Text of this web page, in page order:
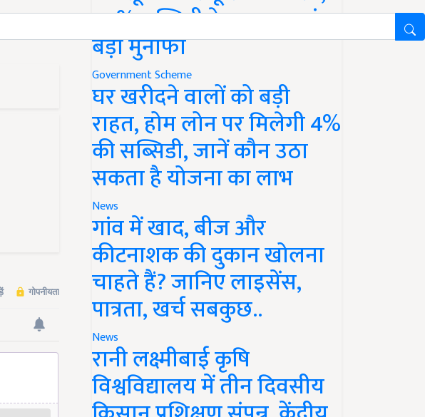
50% सब्सिडी के साथ कमाएं
बड़ा मुनाफा
Government Scheme
घर खरीदने वालों को बड़ी
राहत, होम लोन पर मिलेगी 4%
की सब्सिडी, जानें कौन उठा
सकता है योजना का लाभ
News
गांव में खाद, बीज और
कीटनाशक की दुकान खोलना
चाहते हैं? जानिए लाइसेंस,
पात्रता, खर्च सबकुछ..
News
रानी लक्ष्मीबाई कृषि
विश्वविद्यालय में तीन दिवसीय